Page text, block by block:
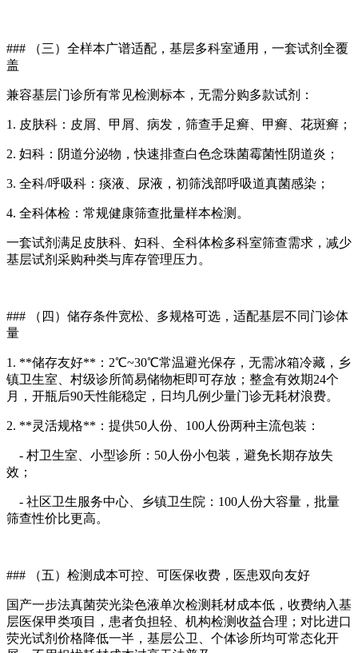
### （三）全样本广谱适配，基层多科室通用，一套试剂全覆
盖
兼容基层门诊所有常见检测标本，无需分购多款试剂：
1. 皮肤科：皮屑、甲屑、病发，筛查手足癣、甲癣、花斑癣；
2. 妇科：阴道分泌物，快速排查白色念珠菌霉菌性阴道炎；
3. 全科/呼吸科：痰液、尿液，初筛浅部呼吸道真菌感染；
4. 全科体检：常规健康筛查批量样本检测。
一套试剂满足皮肤科、妇科、全科体检多科室筛查需求，减少
基层试剂采购种类与库存管理压力。
### （四）储存条件宽松、多规格可选，适配基层不同门诊体
量
1. **储存友好**：2℃~30℃常温避光保存，无需冰箱冷藏，乡
镇卫生室、村级诊所简易储物柜即可存放；整盒有效期24个
月，开瓶后90天性能稳定，日均几例少量门诊无耗材浪费。
2. **灵活规格**：提供50人份、100人份两种主流包装：
- 村卫生室、小型诊所：50人份小包装，避免长期存放失
效；
- 社区卫生服务中心、乡镇卫生院：100人份大容量，批量
筛查性价比更高。
### （五）检测成本可控、可医保收费，医患双向友好
国产一步法真菌荧光染色液单次检测耗材成本低，收费纳入基
层医保甲类项目，患者负担轻、机构检测收益合理；对比进口
荧光试剂价格降低一半，基层公卫、个体诊所均可常态化开